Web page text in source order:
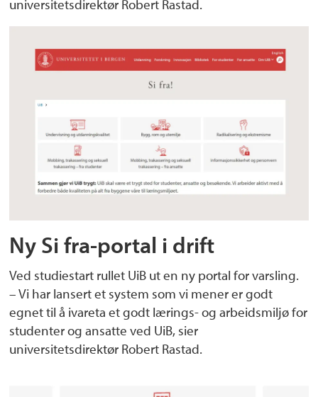
universitetsdirektør Robert Rastad.
Ny Si fra-portal i drift
Ved studiestart rullet UiB ut en ny portal for varsling.
– Vi har lansert et system som vi mener er godt
egnet til å ivareta et godt lærings- og arbeidsmiljø for
studenter og ansatte ved UiB, sier
universitetsdirektør Robert Rastad.